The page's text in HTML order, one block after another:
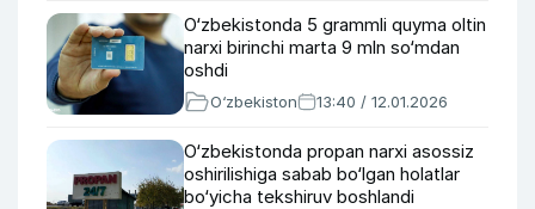
O‘zbekistonda 5 grammli quyma oltin
narxi birinchi marta 9 mln so‘mdan
oshdi
O‘zbekiston 13:40 / 12.01.2026
O‘zbekistonda propan narxi asossiz
oshirilishiga sabab bo‘lgan holatlar
bo‘yicha tekshiruv boshlandi